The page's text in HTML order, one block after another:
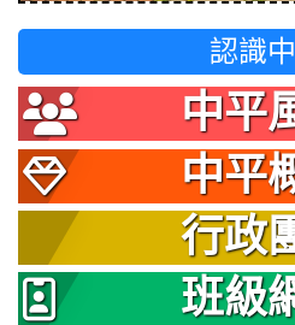
認識
中平
中平
行政
班級